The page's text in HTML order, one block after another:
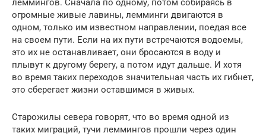
леммингов. Сначала по одному, потом собираясь в
огромные живые лавины, лемминги двигаются в
одном, только им известном направлении, поедая все
на своем пути. Если на их пути встречаются водоемы,
это их не останавливает, они бросаются в воду и
плывут к другому берегу, а потом идут дальше. И хотя
во время таких переходов значительная часть их гибнет,
это сберегает жизни оставшимся в живых.
Старожилы севера говорят, что во время одной из
таких миграций, тучи леммингов прошли через один